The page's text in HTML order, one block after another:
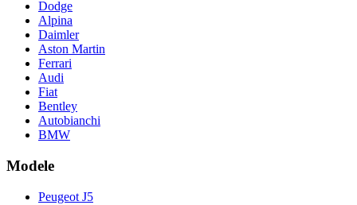
Dodge
Alpina
Daimler
Aston Martin
Ferrari
Audi
Fiat
Bentley
Autobianchi
BMW
Modele
Peugeot J5